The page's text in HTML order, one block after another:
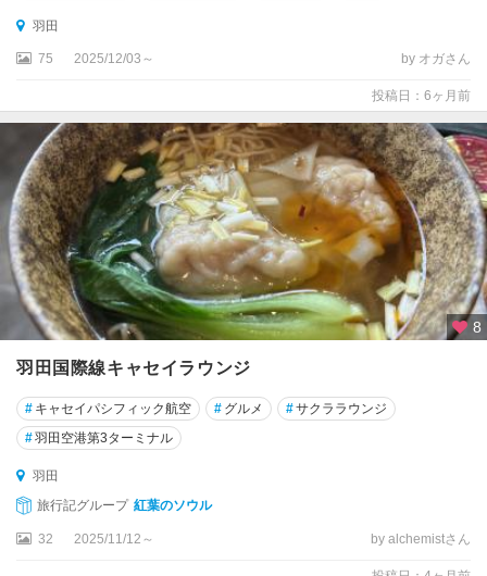
羽田
75 2025/12/03～ by オガさん
投稿日：6ヶ月前
8
羽田国際線キャセイラウンジ
# キャセイパシフィック航空 # グルメ #サクララウンジ
#羽田空港第3ターミナル
羽田
旅行記グループ 紅葉のソウル
32 2025/11/12～ by alchemistさん